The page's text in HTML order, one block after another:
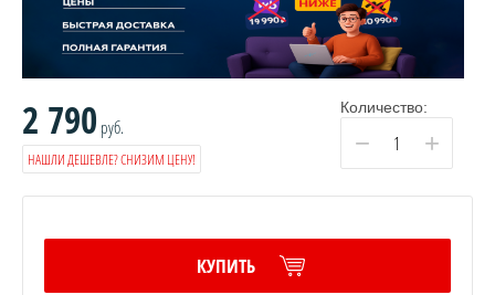
2 790 руб.
НАШЛИ ДЕШЕВЛЕ? СНИЗИМ ЦЕНУ!
Количество:
− +
КУПИТЬ